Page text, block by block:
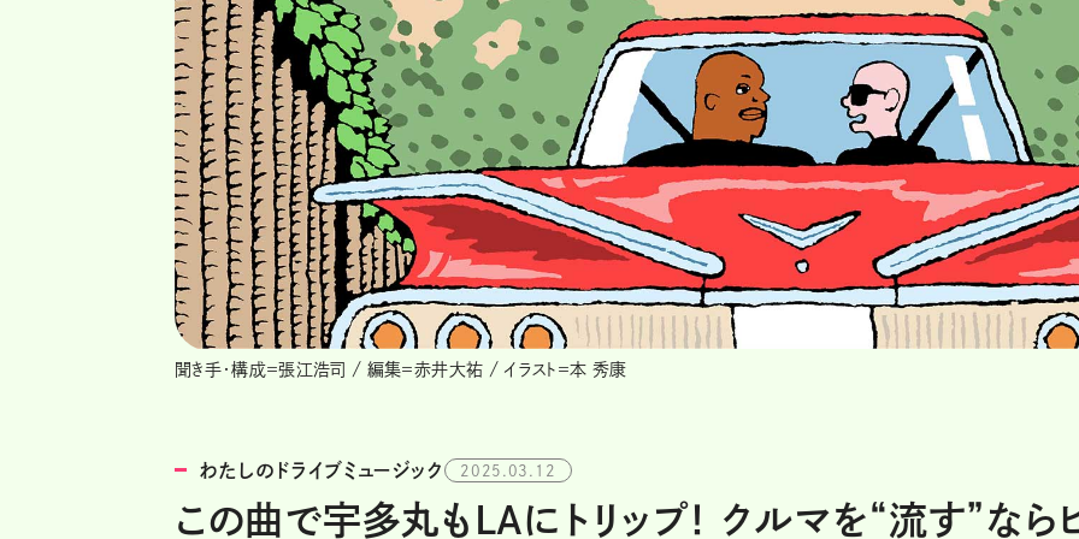
聞き手・構成＝張江浩司 / 編集＝赤井大祐 / イラスト＝本 秀康
わたしのドライブミュージック 2025.03.12
この曲で宇多丸もLAにトリップ！ クルマを“流す”なら